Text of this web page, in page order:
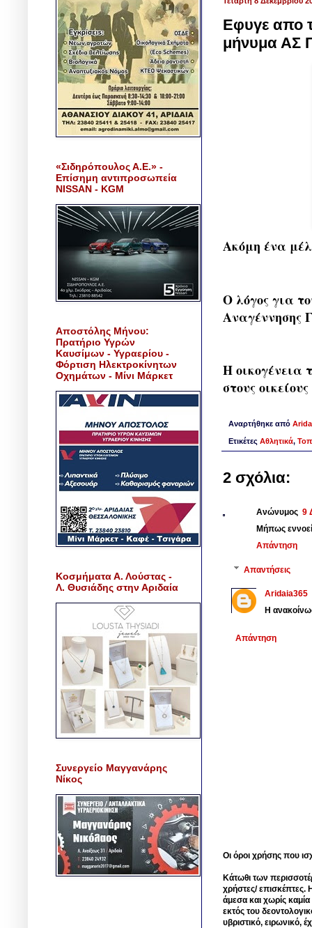
Εφυγε απο
μήνυμα ΑΣ
Ακόμη ένα
Ο λόγος για
Αναγέννησης
Η οικογένεια
στους
Αναρτήθηκε από
Ετικέτες Αθλητικά,
2 σχόλια:
Ανώνυμος 9
Μήπως
Απάντηση
Απαντήσεις
Aridaia365
Η
Απάντηση
Οι όροι χρήσης που
Κάτωθι των
χρήστες/ επισκέπτες.
άμεσα και χωρίς
εκτός του
υβριστικό, ειρωνικό,
«Σιδηρόπουλος Α.Ε.» -
Επίσημη αντιπροσωπεία
NISSAN - KGM
Αποστόλης Μήνου:
Πρατήριο Υγρών
Καυσίμων - Υγραερίου -
Φόρτιση Ηλεκτροκίνητων
Οχημάτων - Μίνι Μάρκετ
Κοσμήματα Α. Λούστας -
Λ. Θυσιάδης στην Αριδαία
Συνεργείο Μαγγανάρης
Νίκος